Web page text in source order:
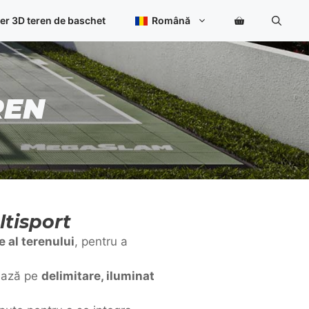
3D teren de baschet Română
al terenului, pentru a
pe delimitare, iluminat